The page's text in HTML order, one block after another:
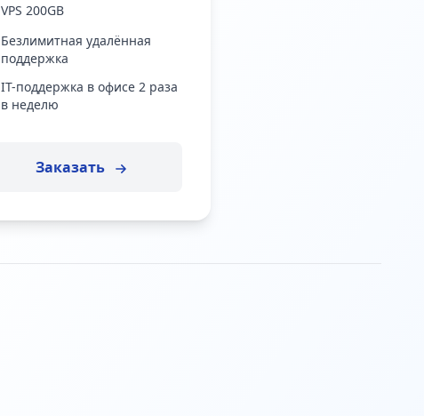
VPS 200GB
Безлимитная удалённая
поддержка
IT-поддержка в офисе 2 раза
в неделю
Заказать